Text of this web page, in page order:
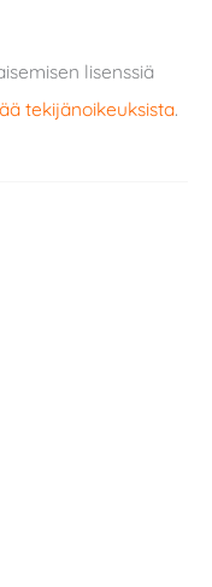
lisenssiä
tekijänoikeuksista.